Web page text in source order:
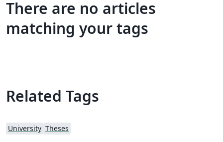
There are no articles
matching your tags
Related Tags
University Theses